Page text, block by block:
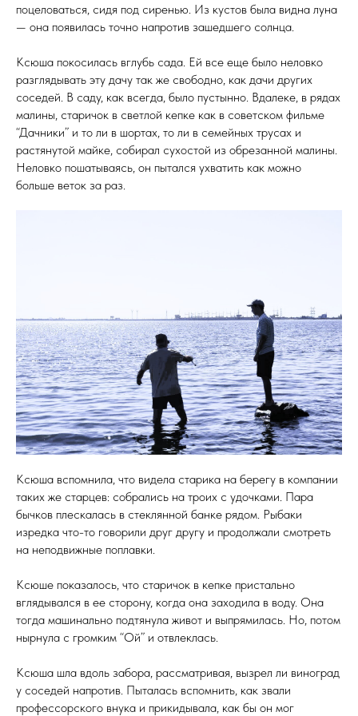
поцеловаться, сидя под сиренью. Из кустов была видна луна
— она появилась точно напротив зашедшего солнца.
Ксюша покосилась вглубь сада. Ей все еще было неловко
разглядывать эту дачу так же свободно, как дачи других
соседей. В саду, как всегда, было пустынно. Вдалеке, в рядах
малины, старичок в светлой кепке как в советском фильме
“Дачники” и то ли в шортах, то ли в семейных трусах и
растянутой майке, собирал сухостой из обрезанной малины.
Неловко пошатываясь, он пытался ухватить как можно
больше веток за раз.
Ксюша вспомнила, что видела старика на берегу в компании
таких же старцев: собрались на троих с удочками. Пара
бычков плескалась в стеклянной банке рядом. Рыбаки
изредка что-то говорили друг другу и продолжали смотреть
на неподвижные поплавки.
Ксюше показалось, что старичок в кепке пристально
вглядывался в ее сторону, когда она заходила в воду. Она
тогда машинально подтянула живот и выпрямилась. Но, потом
нырнула с громким “Ой” и отвлеклась.
Ксюша шла вдоль забора, рассматривая, вызрел ли виноград
у соседей напротив. Пыталась вспомнить, как звали
профессорского внука и прикидывала, как бы он мог